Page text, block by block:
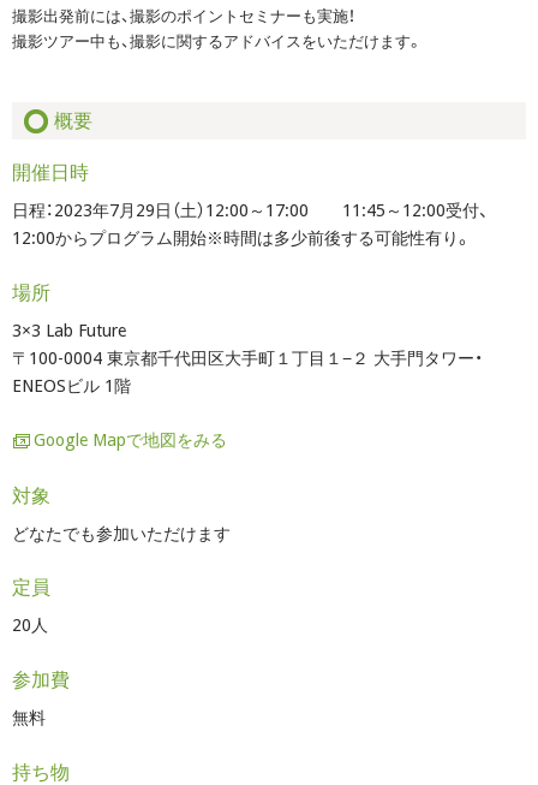
撮影出発前には、撮影のポイントセミナーも実施！
撮影ツアー中も、撮影に関するアドバイスをいただけます。
概要
開催日時
日程：2023年7月29日（土）12:00～17:00 11:45～12:00受付、
12:00からプログラム開始※時間は多少前後する可能性有り。
場所
3×3 Lab Future
〒100-0004 東京都千代田区大手町１丁目１−２ 大手門タワー・
ENEOSビル 1階
Google Mapで地図をみる
対象
どなたでも参加いただけます
定員
20人
参加費
無料
持ち物